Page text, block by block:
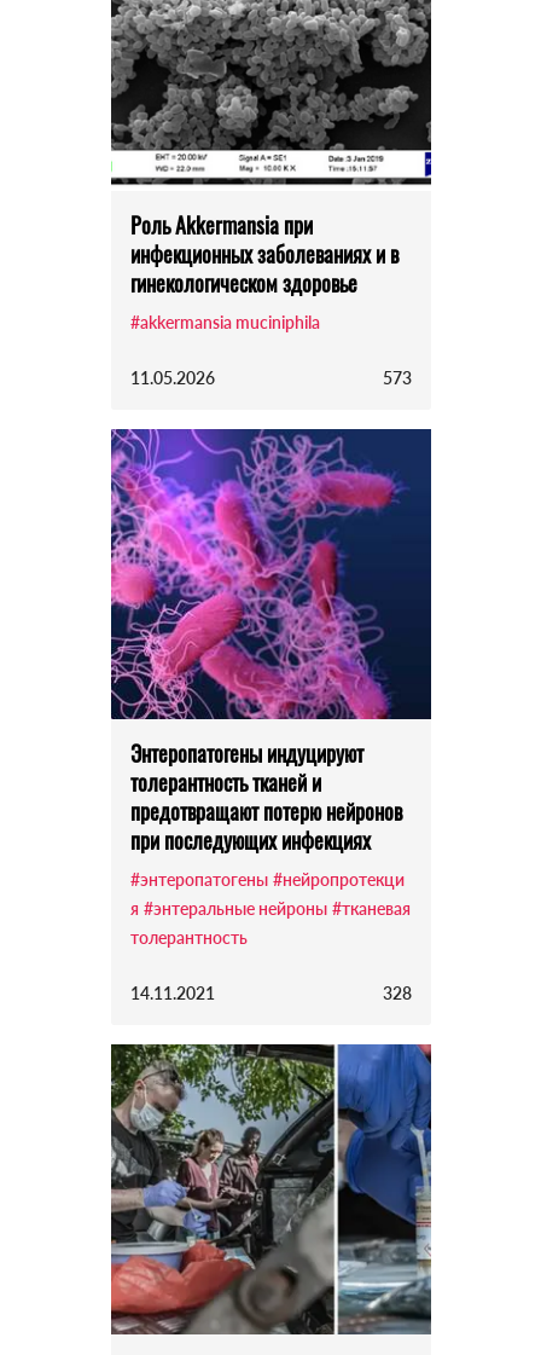
Роль Akkermansia при
инфекционных заболеваниях и в
гинекологическом здоровье
#akkermansia muciniphila
11.05.2026 573
Энтеропатогены индуцируют
толерантность тканей и
предотвращают потерю нейронов
при последующих инфекциях
#энтеропатогены #нейропротекци
я #энтеральные нейроны #тканевая
толерантность
14.11.2021 328